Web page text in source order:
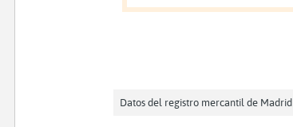
Datos del registro mercantil de Madrid